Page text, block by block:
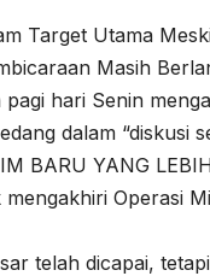
Target Utama
Masih
hari Senin
dalam “diskusi
BARU YANG
Operasi
telah dicapai,